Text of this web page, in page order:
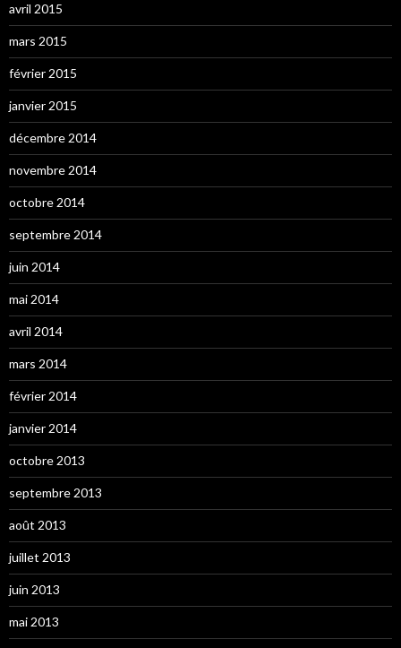
avril 2015
mars 2015
février 2015
janvier 2015
décembre 2014
novembre 2014
octobre 2014
septembre 2014
juin 2014
mai 2014
avril 2014
mars 2014
février 2014
janvier 2014
octobre 2013
septembre 2013
août 2013
juillet 2013
juin 2013
mai 2013